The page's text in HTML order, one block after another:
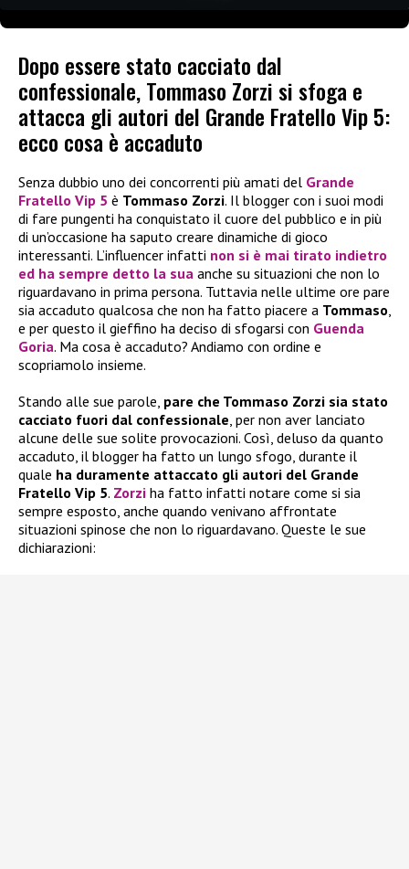
Dopo essere stato cacciato dal
confessionale, Tommaso Zorzi si sfoga e
attacca gli autori del Grande Fratello Vip 5:
ecco cosa è accaduto
Senza dubbio uno dei concorrenti più amati del Grande
Fratello Vip 5 è Tommaso Zorzi. Il blogger con i suoi modi
di fare pungenti ha conquistato il cuore del pubblico e in più
di un’occasione ha saputo creare dinamiche di gioco
interessanti. L’influencer infatti non si è mai tirato indietro
ed ha sempre detto la sua anche su situazioni che non lo
riguardavano in prima persona. Tuttavia nelle ultime ore pare
sia accaduto qualcosa che non ha fatto piacere a Tommaso,
e per questo il gieffino ha deciso di sfogarsi con Guenda
Goria. Ma cosa è accaduto? Andiamo con ordine e
scopriamolo insieme.
Stando alle sue parole, pare che Tommaso Zorzi sia stato
cacciato fuori dal confessionale, per non aver lanciato
alcune delle sue solite provocazioni. Così, deluso da quanto
accaduto, il blogger ha fatto un lungo sfogo, durante il
quale ha duramente attaccato gli autori del Grande
Fratello Vip 5. Zorzi ha fatto infatti notare come si sia
sempre esposto, anche quando venivano affrontate
situazioni spinose che non lo riguardavano. Queste le sue
dichiarazioni: